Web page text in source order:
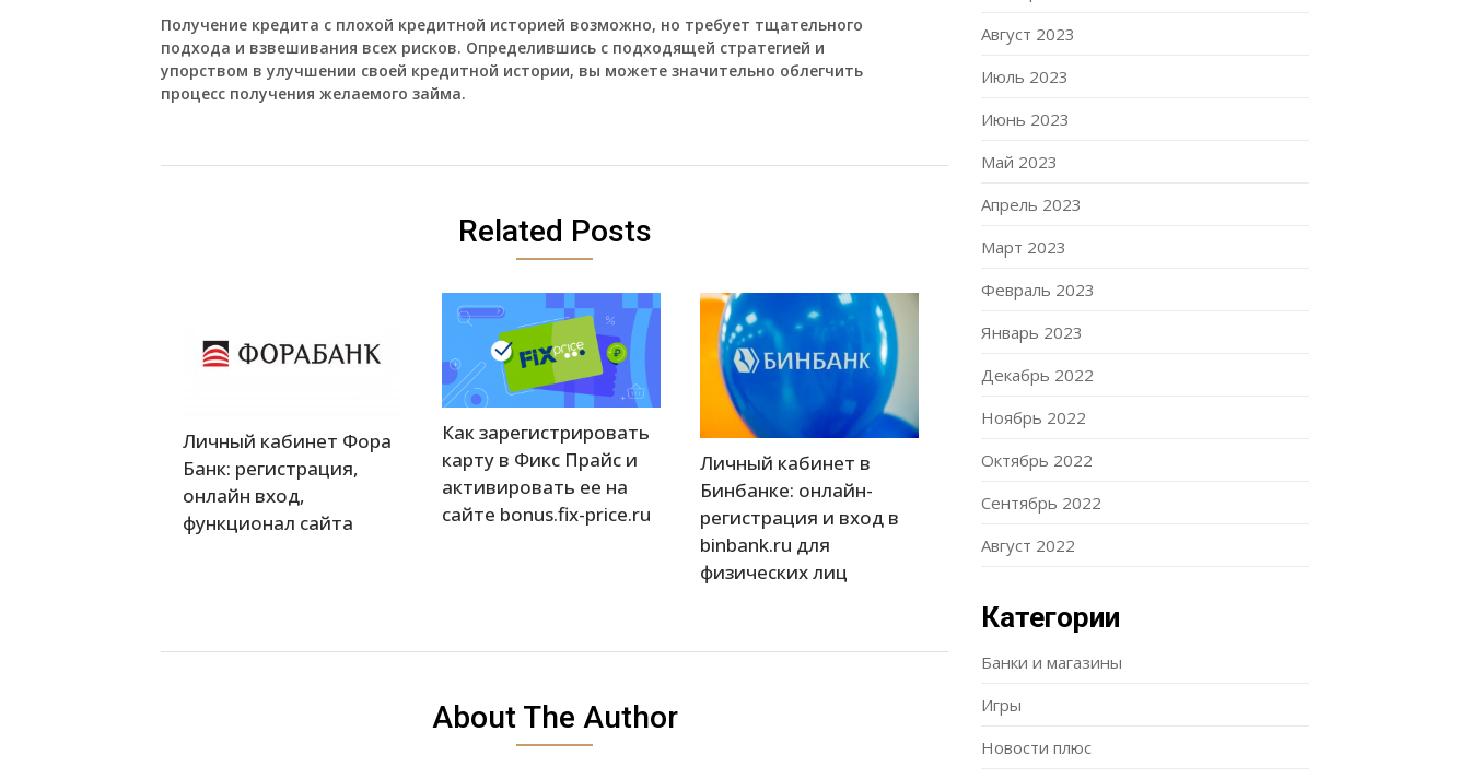
Получение кредита с плохой кредитной историей возможно, но требует тщательного
подхода и взвешивания всех рисков. Определившись с подходящей стратегией и
упорством в улучшении своей кредитной истории, вы можете значительно облегчить
процесс получения желаемого займа.
Related Posts
Личный кабинет Фора
Банк: регистрация,
онлайн вход,
функционал сайта
Как зарегистрировать
карту в Фикс Прайс и
активировать ее на
сайте bonus.fix-price.ru
Личный кабинет в
Бинбанке: онлайн-
регистрация и вход в
binbank.ru для
физических лиц
About The Author
Август 2023
Июль 2023
Июнь 2023
Май 2023
Апрель 2023
Март 2023
Февраль 2023
Январь 2023
Декабрь 2022
Ноябрь 2022
Октябрь 2022
Сентябрь 2022
Август 2022
Категории
Банки и магазины
Игры
Новости плюс